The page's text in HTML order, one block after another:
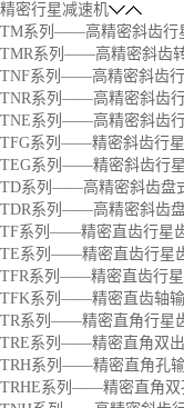
精密行星减速机
TM系列——高精密斜齿行
TMR系列——高精密斜齿
TNF系列——高精密斜齿
TNR系列——高精密斜齿
TNE系列——高精密斜齿
TFG系列——精密斜齿行
TEG系列——精密斜齿行
TD系列——高精密斜齿盘
TDR系列——高精密斜齿
TF系列——精密直齿行星
TE系列——精密直齿行星
TFR系列——精密直齿行
TFK系列——精密直齿轴
TR系列——精密直角行星
TRE系列——精密直角双
TRH系列——精密直角孔
TRHE系列——精密直角双